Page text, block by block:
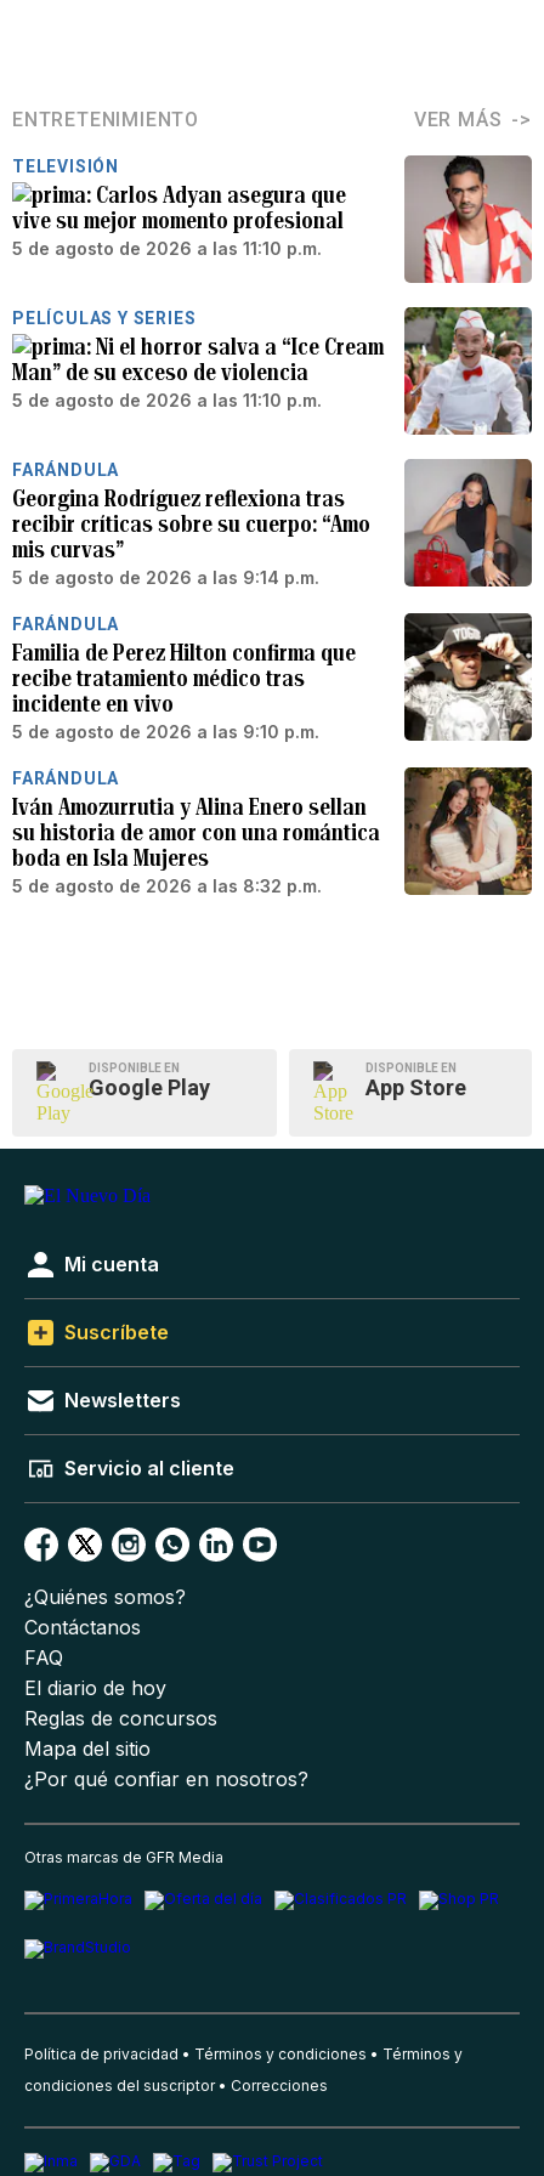
ENTRETENIMIENTO VER MÁS
TELEVISIÓN
Carlos Adyan asegura que
vive su mejor momento profesional
5 de agosto de 2026 a las 11:10 p.m.
PELÍCULAS Y SERIES
Ni el horror salva a “Ice Cream
Man” de su exceso de violencia
5 de agosto de 2026 a las 11:10 p.m.
FARÁNDULA
Georgina Rodríguez reflexiona tras
recibir críticas sobre su cuerpo: “Amo
mis curvas”
5 de agosto de 2026 a las 9:14 p.m.
FARÁNDULA
Familia de Perez Hilton confirma que
recibe tratamiento médico tras
incidente en vivo
5 de agosto de 2026 a las 9:10 p.m.
FARÁNDULA
Iván Amozurrutia y Alina Enero sellan
su historia de amor con una romántica
boda en Isla Mujeres
5 de agosto de 2026 a las 8:32 p.m.
DISPONIBLE EN
Google Play
DISPONIBLE EN
App Store
Mi cuenta
Suscríbete
Newsletters
Servicio al cliente
¿Quiénes somos?
Contáctanos
FAQ
El diario de hoy
Reglas de concursos
Mapa del sitio
¿Por qué confiar en nosotros?
Otras marcas de GFR Media
Política de privacidad Términos y condiciones
Términos y
condiciones del suscriptor
Correcciones